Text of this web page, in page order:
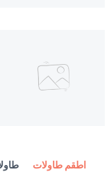
اطقم طاولات